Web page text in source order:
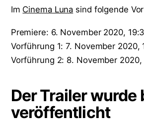
Im Cinema Luna sind folgende
Premiere: 6. November 2020,
Vorführung 1: 7. November 2020,
Vorführung 2: 8. November 2020,
Der Trailer
veröffentlicht